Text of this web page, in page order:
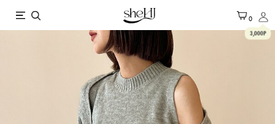
X 0
3,000P